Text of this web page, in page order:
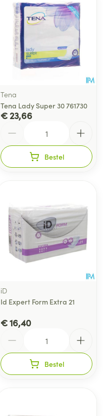
Tena
Tena Lady Super 30 761730
€ 23,66
Bestel
iD
Id Expert Form Extra 21
€ 16,40
Bestel